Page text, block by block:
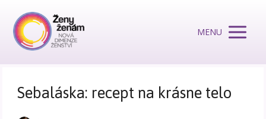
MENU
Sebaláska: recept na krásne telo